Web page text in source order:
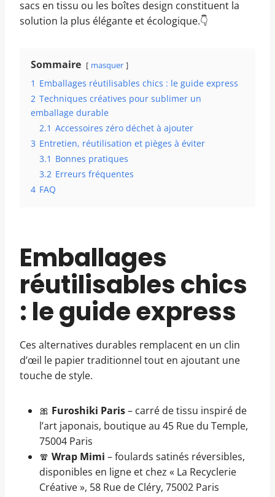
sacs en tissu ou les boîtes design constituent la
solution la plus élégante et écologique.👇
Sommaire masquer
1 Emballages réutilisables chics : le guide express
2 Techniques créatives pour sublimer un
emballage durable
2.1 Accessoires zéro déchet à ajouter
3 Entretien, réutilisation et pièges à éviter
3.1 Bonnes pratiques
3.2 Erreurs fréquentes
4 FAQ
Emballages
réutilisables chics
: le guide express
Ces alternatives durables remplacent en un clin
d’œil le papier traditionnel tout en ajoutant une
touche de style.
🎀 Furoshiki Paris– carré de tissu inspiré de
l’art japonais, boutique au 45 Rue du Temple,
75004 Paris
🧣 Wrap Mimi – foulards satinés réversibles,
disponibles en ligne et chez « La Recyclerie
Créative », 58 Rue de Cléry, 75002 Paris